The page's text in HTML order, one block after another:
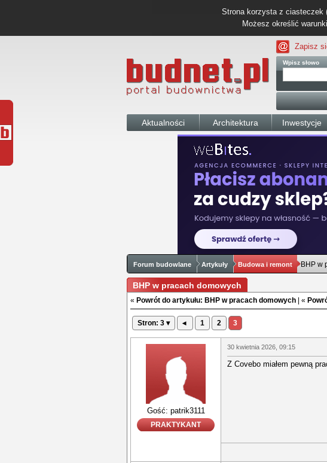
Strona korzysta z ciasteczek
Możesz określić
Zapisz
Wpisz słowo
Aktualności Architektura Inwestycje
Forum budowlane Artykuły Budowa i remont BHP w
BHP w pracach domowych
« Powrót do artykułu: BHP w pracach domowych | «
Stron: 3 ▾ ◂ 1 2 3
Gość: patrik3111
PRAKTYKANT
30 kwietnia 2026, 09:15
Z Covebo miałem pewną